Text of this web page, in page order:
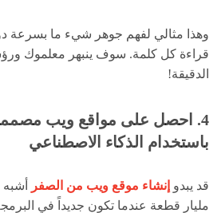
وهذا مثالي لفهم جوهر شيء ما
قراءة كل كلمة. سوف ينبهر معلموك
الدقيقة!
4. احصل على مواقع ويب
باستخدام الذكاء الاصطناعي
قد يبدو إنشاء موقع ويب من الصفر
مليار قطعة عندما تكون جديداً في